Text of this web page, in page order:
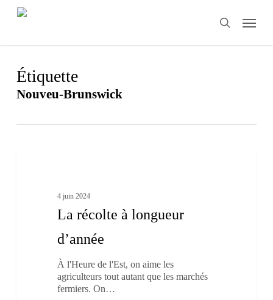
search
Menu
Étiquette
Nouveu-Brunswick
4 juin 2024
La récolte à longueur
d’année
À l'Heure de l'Est, on aime les
agriculteurs tout autant que les marchés
fermiers. On…